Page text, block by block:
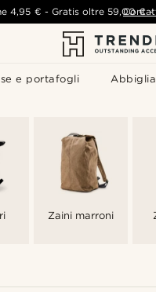
e portafogli
4,95 € - Gratis oltre 59,00 € -
Zaini marroni